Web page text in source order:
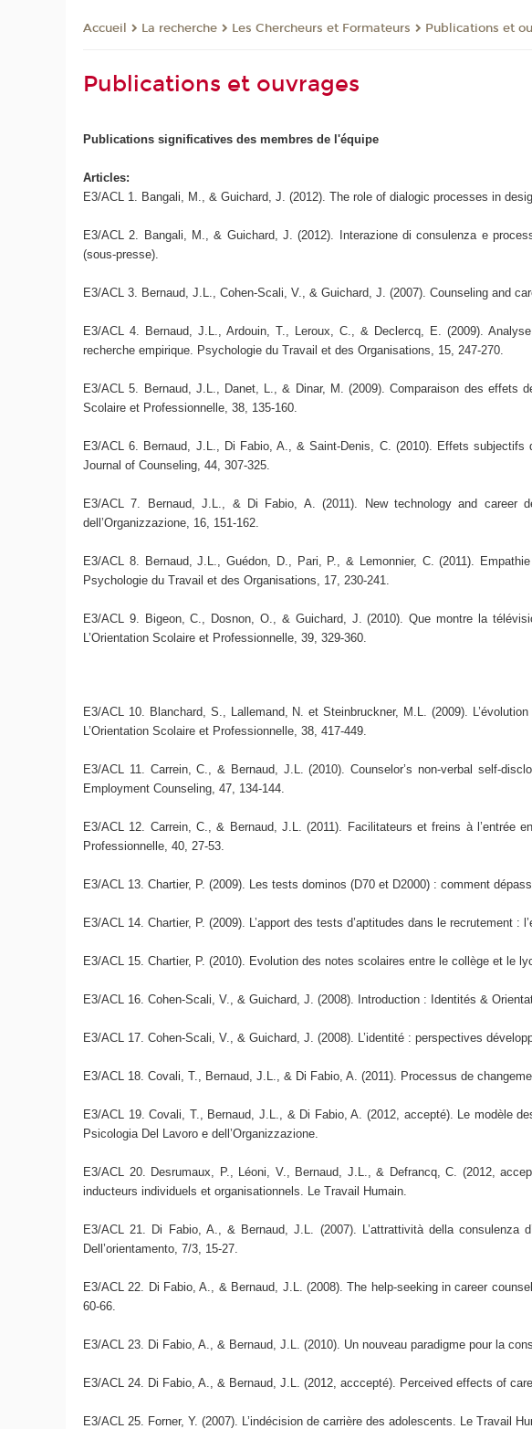
Accueil La recherche Les Chercheurs et Formateurs Publications et
Publications et ouvrages
Publications significatives des membres de l'équipe
Articles:
E3/ACL 1. Bangali, M., & Guichard, J. (2012). The role of dialogic processes in
E3/ACL 2. Bangali, M., & Guichard, J. (2012). Interazione di consulenza e
(sous-presse).
E3/ACL 3. Bernaud, J.L., Cohen-Scali, V., & Guichard, J. (2007). Counseling and
E3/ACL 4. Bernaud, J.L., Ardouin, T., Leroux, C., & Declercq, E. (2009).
recherche empirique. Psychologie du Travail et des Organisations, 15, 247-270.
E3/ACL 5. Bernaud, J.L., Danet, L., & Dinar, M. (2009). Comparaison des effets
Scolaire et Professionnelle, 38, 135-160.
E3/ACL 6. Bernaud, J.L., Di Fabio, A., & Saint-Denis, C. (2010). Effets
Journal of Counseling, 44, 307-325.
E3/ACL 7. Bernaud, J.L., & Di Fabio, A. (2011). New technology and career
dell’Organizzazione, 16, 151-162.
E3/ACL 8. Bernaud, J.L., Guédon, D., Pari, P., & Lemonnier, C. (2011).
Psychologie du Travail et des Organisations, 17, 230-241.
E3/ACL 9. Bigeon, C., Dosnon, O., & Guichard, J. (2010). Que montre la
L’Orientation Scolaire et Professionnelle, 39, 329-360.
E3/ACL 10. Blanchard, S., Lallemand, N. et Steinbruckner, M.L. (2009).
L’Orientation Scolaire et Professionnelle, 38, 417-449.
E3/ACL 11. Carrein, C., & Bernaud, J.L. (2010). Counselor’s non-verbal self-
Employment Counseling, 47, 134-144.
E3/ACL 12. Carrein, C., & Bernaud, J.L. (2011). Facilitateurs et freins à l’entrée
Professionnelle, 40, 27-53.
E3/ACL 13. Chartier, P. (2009). Les tests dominos (D70 et D2000) : comment
E3/ACL 14. Chartier, P. (2009). L’apport des tests d’aptitudes dans le recrutement
E3/ACL 15. Chartier, P. (2010). Evolution des notes scolaires entre le collège et le
E3/ACL 16. Cohen-Scali, V., & Guichard, J. (2008). Introduction : Identités &
E3/ACL 17. Cohen-Scali, V., & Guichard, J. (2008). L’identité : perspectives
E3/ACL 18. Covali, T., Bernaud, J.L., & Di Fabio, A. (2011). Processus de
E3/ACL 19. Covali, T., Bernaud, J.L., & Di Fabio, A. (2012, accepté). Le modèle
Psicologia Del Lavoro e dell’Organizzazione.
E3/ACL 20. Desrumaux, P., Léoni, V., Bernaud, J.L., & Defrancq, C. (2012,
inducteurs individuels et organisationnels. Le Travail Humain.
E3/ACL 21. Di Fabio, A., & Bernaud, J.L. (2007). L’attrattività della consulenza
Dell’orientamento, 7/3, 15-27.
E3/ACL 22. Di Fabio, A., & Bernaud, J.L. (2008). The help-seeking in career
60-66.
E3/ACL 23. Di Fabio, A., & Bernaud, J.L. (2010). Un nouveau paradigme pour la
E3/ACL 24. Di Fabio, A., & Bernaud, J.L. (2012, acccepté). Perceived effects of
E3/ACL 25. Forner, Y. (2007). L’indécision de carrière des adolescents. Le Travail